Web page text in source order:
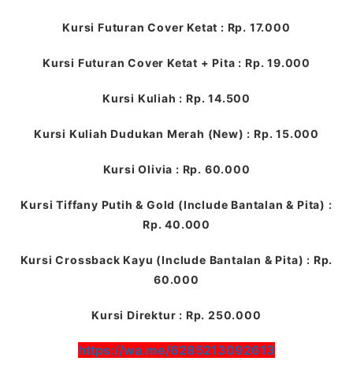
Kursi Futuran Cover Ketat : Rp. 17.000
Kursi Futuran Cover Ketat + Pita : Rp. 19.000
Kursi Kuliah : Rp. 14.500
Kursi Kuliah Dudukan Merah (New) : Rp. 15.000
Kursi Olivia : Rp. 60.000
Kursi Tiffany Putih & Gold (Include Bantalan & Pita) :
Rp. 40.000
Kursi Crossback Kayu (Include Bantalan & Pita) : Rp.
60.000
Kursi Direktur : Rp. 250.000
https://wa.me/6285213092613